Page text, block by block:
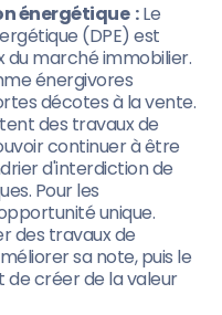
énergétique :Le
(DPE) est
du marché immobilier.
énergivores
décotes à la vente.
des travaux de
continuer à être
d'interdiction de
Pour les
unique.
des travaux de
sa note, puis le
de créer de la valeur